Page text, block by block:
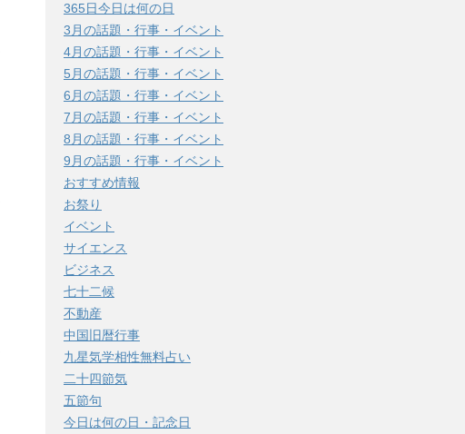
365日今日は何の日
3月の話題・行事・イベント
4月の話題・行事・イベント
5月の話題・行事・イベント
6月の話題・行事・イベント
7月の話題・行事・イベント
8月の話題・行事・イベント
9月の話題・行事・イベント
おすすめ情報
お祭り
イベント
サイエンス
ビジネス
七十二候
不動産
中国旧暦行事
九星気学相性無料占い
二十四節気
五節句
今日は何の日・記念日